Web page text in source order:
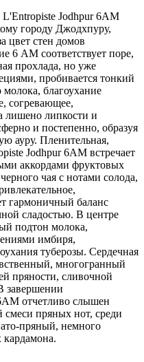
Jodhpur 6AM
городу Джодхпуру,
цвет стен домов
6 AM соответствует поре,
прохлада, но уже
пробивается тонкий
благоухание
согревающее,
лишено липкости и
и постепенно, образуя
ауру. Пленительная,
Jodhpur 6AM встречает
аккордами фруктовых
чая с нотами солода,
гармоничный баланс
сладостью. В центре
подтон молока,
имбиря,
туберозы. Сердечная
многогранный
пряности, сливочной
завершении
отчетливо слышен
смеси пряных нот, среди
пряный, немного